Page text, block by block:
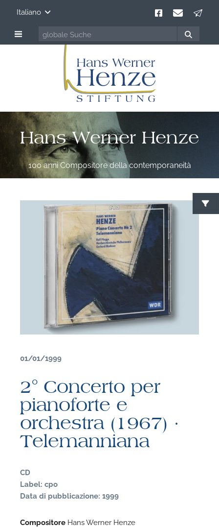
Italiano
Hans Werner Henze
100 anni Compositore della contemporaneità
01/01/1999
2° Concerto per
pianoforte e
orchestra (1967) ·
Telemanniana
CD
Label: cpo
Data di pubblicazione: 1999
Compositore Hans Werner Henze